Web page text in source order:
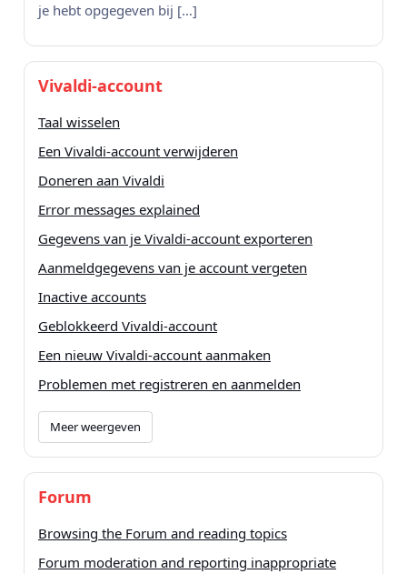
je hebt opgegeven bij […]
Vivaldi-account
Taal wisselen
Een Vivaldi-account verwijderen
Doneren aan Vivaldi
Error messages explained
Gegevens van je Vivaldi-account exporteren
Aanmeldgegevens van je account vergeten
Inactive accounts
Geblokkeerd Vivaldi-account
Een nieuw Vivaldi-account aanmaken
Problemen met registreren en aanmelden
Meer weergeven
Forum
Browsing the Forum and reading topics
Forum moderation and reporting inappropriate